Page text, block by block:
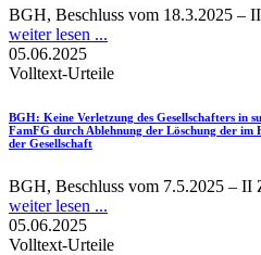
BGH, Beschluss vom 18.3.2025 –
weiter lesen ...
05.06.2025
Volltext-Urteile
BGH: Keine Verletzung des Gesellschafters in
FamFG durch Ablehnung der Löschung der im
der Gesellschaft
BGH, Beschluss vom 7.5.2025 – II
weiter lesen ...
05.06.2025
Volltext-Urteile